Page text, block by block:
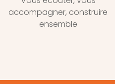
accompagner, construire
ensemble